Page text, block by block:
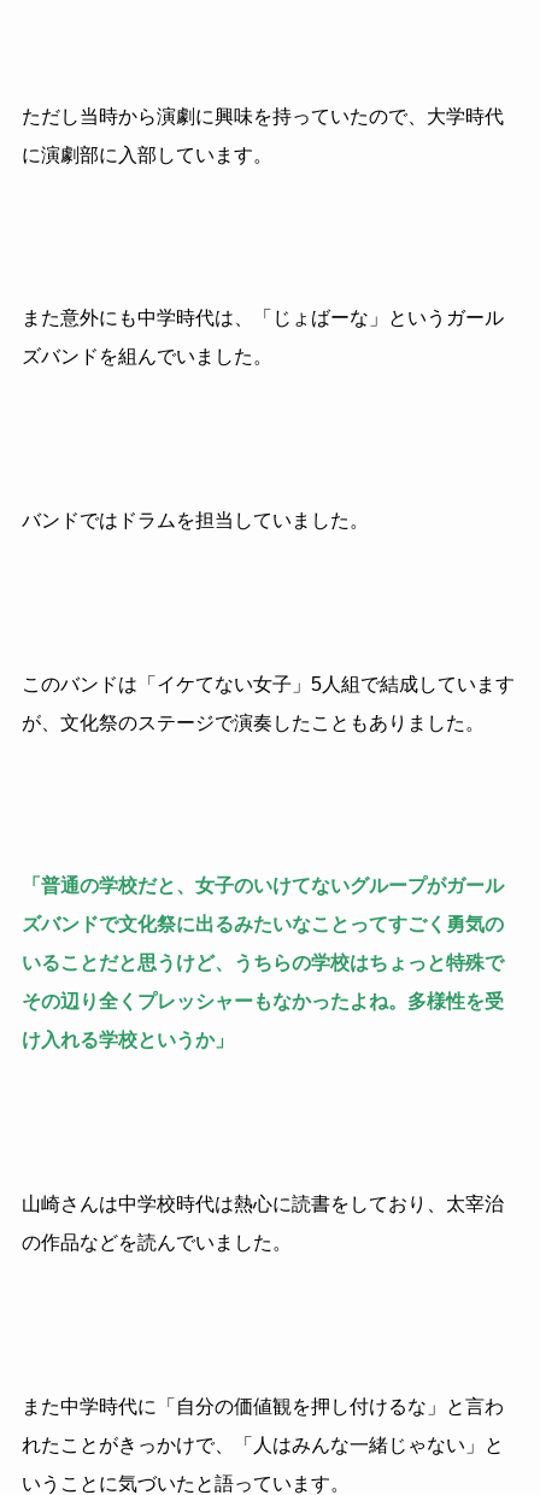
ただし当時から演劇に興味を持っていたので、大学時代
に演劇部に入部しています。
また意外にも中学時代は、「じょばーな」というガール
ズバンドを組んでいました。
バンドではドラムを担当していました。
このバンドは「イケてない女子」5人組で結成しています
が、文化祭のステージで演奏したこともありました。
「普通の学校だと、女子のいけてないグループがガール
ズバンドで文化祭に出るみたいなことってすごく勇気の
いることだと思うけど、うちらの学校はちょっと特殊で
その辺り全くプレッシャーもなかったよね。多様性を受
け入れる学校というか」
山崎さんは中学校時代は熱心に読書をしており、太宰治
の作品などを読んでいました。
また中学時代に「自分の価値観を押し付けるな」と言わ
れたことがきっかけで、「人はみんな一緒じゃない」と
いうことに気づいたと語っています。